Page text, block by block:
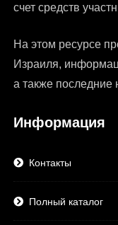
счет средств
На этом ресурсе
Израиля,
а также последние
Информация
Контакты
Полный каталог